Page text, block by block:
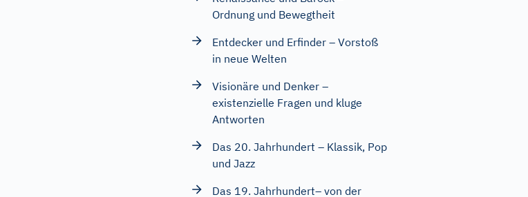
Ordnung und Bewegtheit
Entdecker und Erfinder – Vorstoß
in neue Welten
Visionäre und Denker –
existenzielle Fragen und kluge
Antworten
Das 20. Jahrhundert – Klassik, Pop
und Jazz
Das 19. Jahrhundert– von der